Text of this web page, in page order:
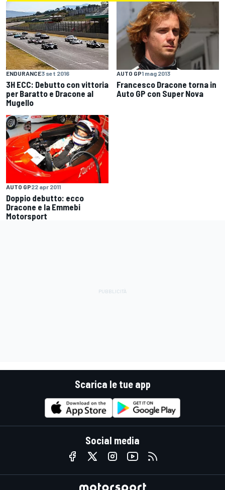
ENDURANCE3 set 2016
3H ECC: Debutto con vittoria
per Baratto e Dracone al
Mugello
AUTO GP1 mag 2013
Francesco Dracone torna in
Auto GP con Super Nova
AUTO GP22 apr 2011
Doppio debutto: ecco
Dracone e la Emmebi
Motorsport
Scarica le tue app
Social media